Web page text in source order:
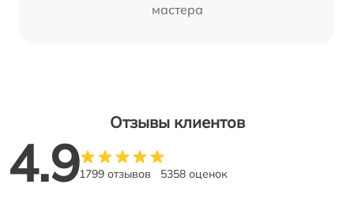
мастера
Отзывы клиентов
4.91799 отзывов 5358 оценок